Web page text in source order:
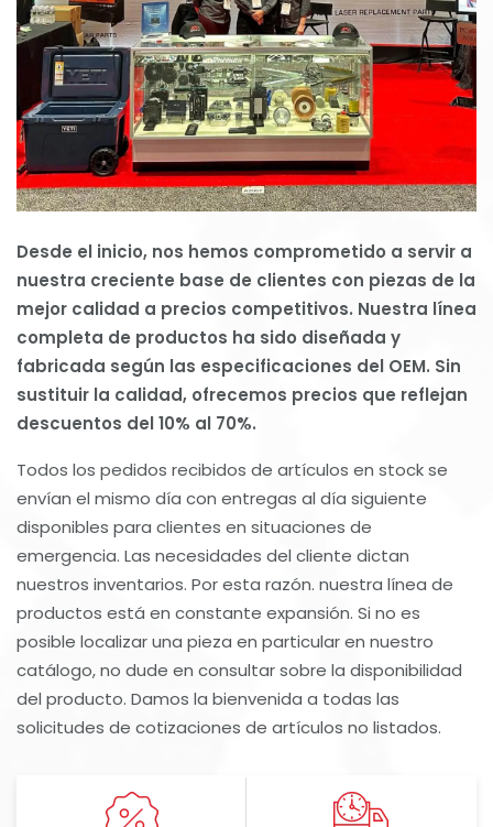
Desde el inicio, nos hemos comprometido a servir a
nuestra creciente base de clientes con piezas de la
mejor calidad a precios competitivos. Nuestra línea
completa de productos ha sido diseñada y
fabricada según las especificaciones del OEM. Sin
sustituir la calidad, ofrecemos precios que reflejan
descuentos del 10% al 70%.
Todos los pedidos recibidos de artículos en stock se
envían el mismo día con entregas al día siguiente
disponibles para clientes en situaciones de
emergencia. Las necesidades del cliente dictan
nuestros inventarios. Por esta razón. nuestra línea de
productos está en constante expansión. Si no es
posible localizar una pieza en particular en nuestro
catálogo, no dude en consultar sobre la disponibilidad
del producto. Damos la bienvenida a todas las
solicitudes de cotizaciones de artículos no listados.